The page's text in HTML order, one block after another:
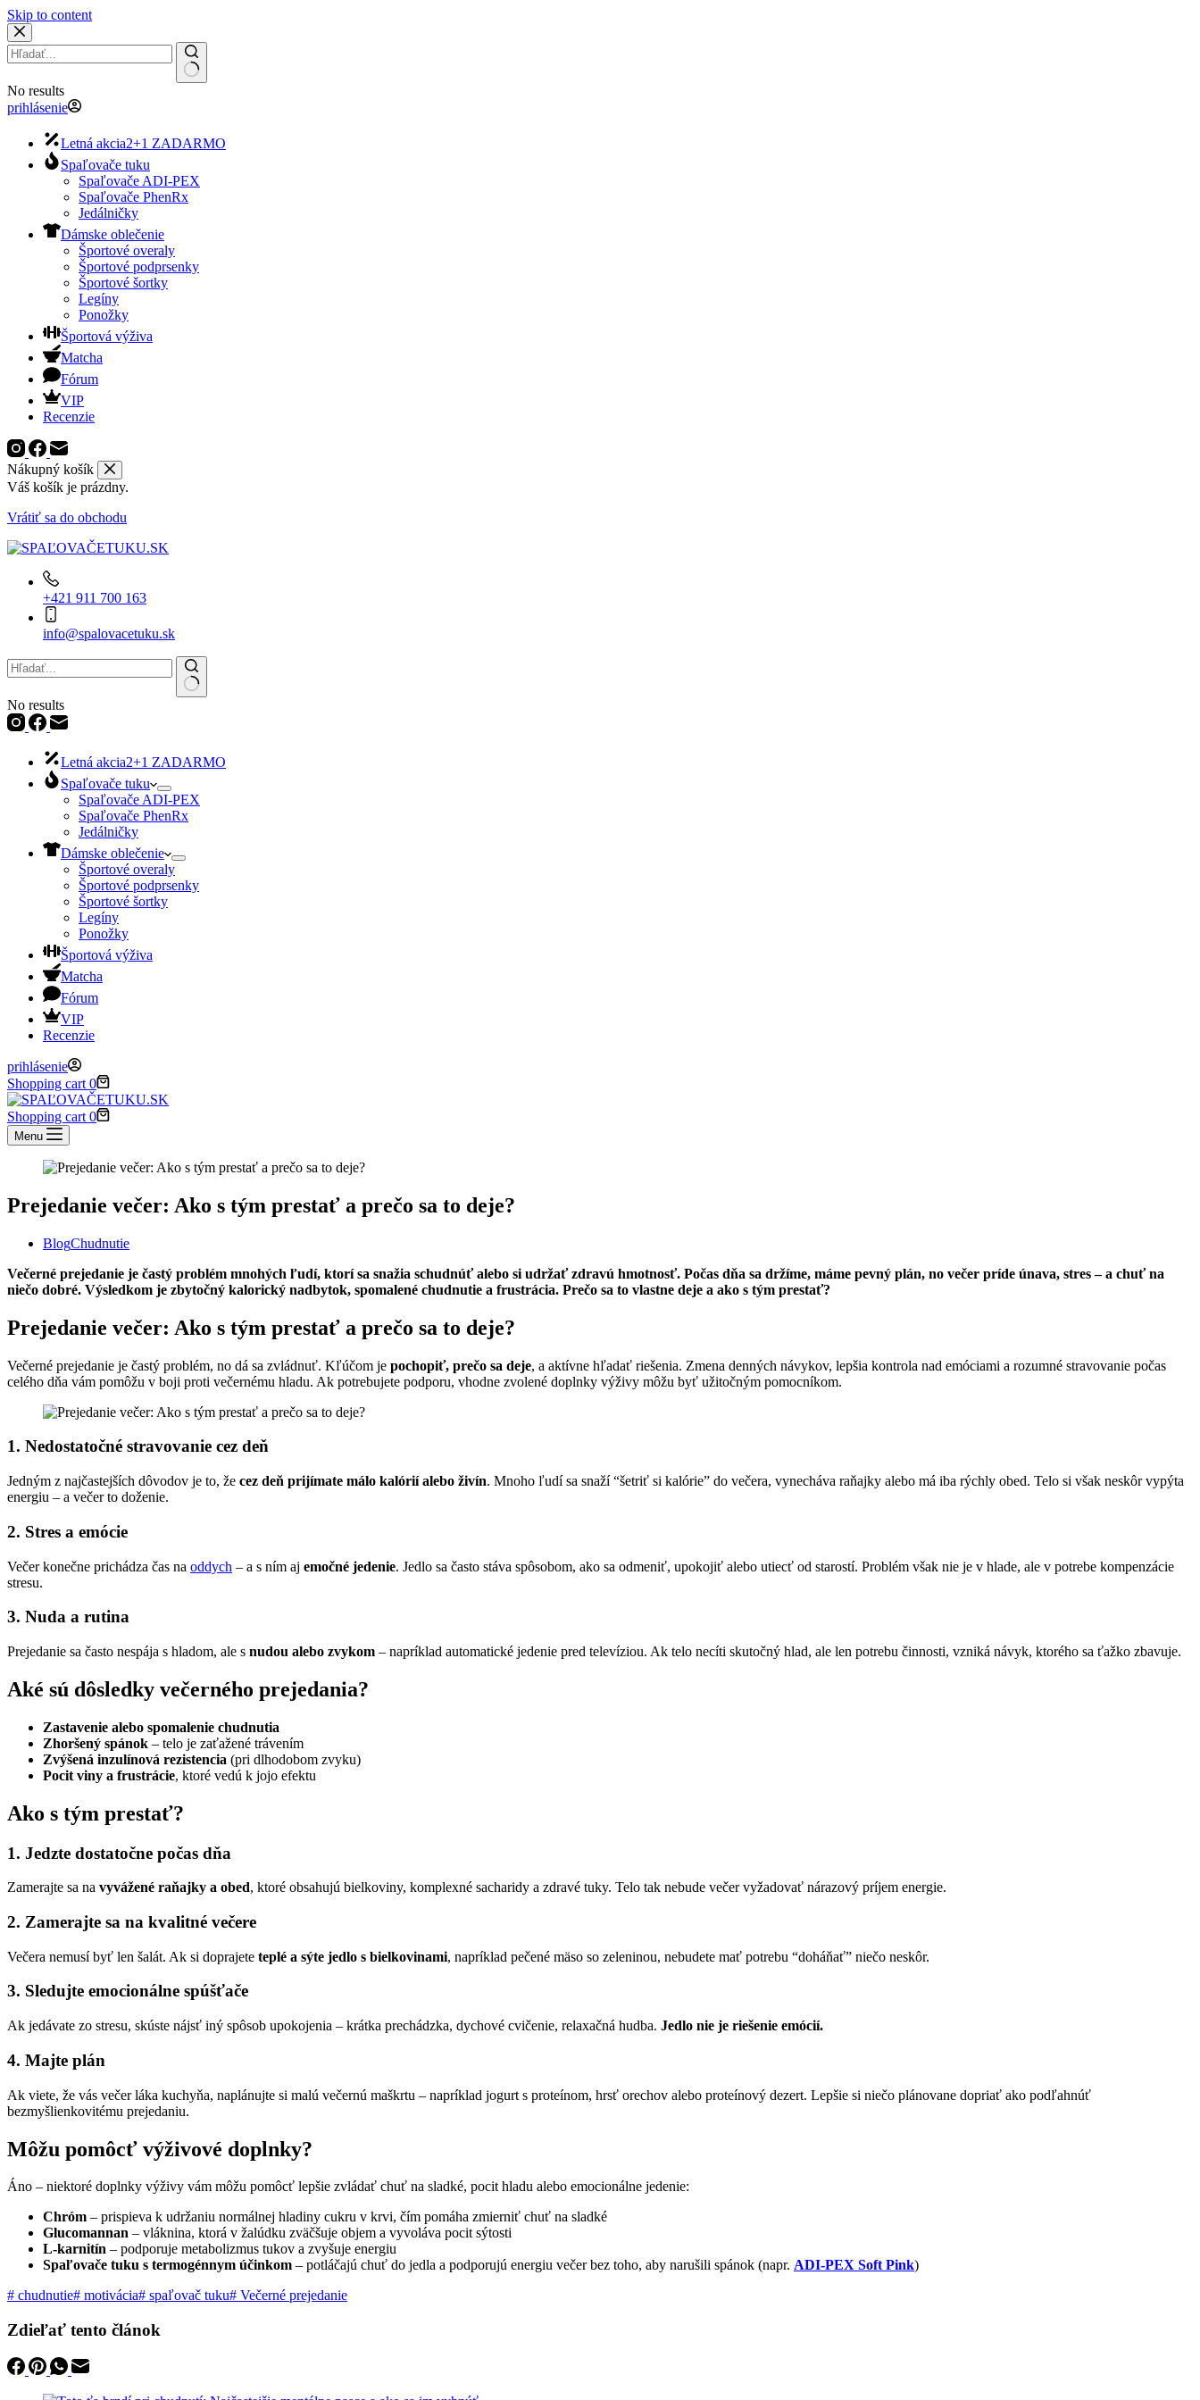
Skip to content
No results
prihlásenie
Letná akcia2+1 ZADARMO
Spaľovače tuku
Spaľovače ADI-PEX
Spaľovače PhenRx
Jedálničky
Dámske oblečenie
Športové overaly
Športové podprsenky
Športové šortky
Legíny
Ponožky
Športová výživa
Matcha
Fórum
VIP
Recenzie
Nákupný košík
Váš košík je prázdny.
Vrátiť sa do obchodu
+421 911 700 163
info@spalovacetuku.sk
No results
Letná akcia2+1 ZADARMO
Spaľovače tuku
Spaľovače ADI-PEX
Spaľovače PhenRx
Jedálničky
Dámske oblečenie
Športové overaly
Športové podprsenky
Športové šortky
Legíny
Ponožky
Športová výživa
Matcha
Fórum
VIP
Recenzie
prihlásenie
Shopping cart 0
Shopping cart 0
Menu
Prejedanie večer: Ako s tým prestať a prečo sa to deje?
BlogChudnutie
Večerné prejedanie je častý problém mnohých ľudí, ktorí sa snažia schudnúť alebo si udržať zdravú hmotnosť. Počas dňa sa držíme, máme pevný plán, no večer príde únava, stres – a chuť na
niečo dobré. Výsledkom je zbytočný kalorický nadbytok, spomalené chudnutie a frustrácia. Prečo sa to vlastne deje a ako s tým prestať?
Prejedanie večer: Ako s tým prestať a prečo sa to deje?
Večerné prejedanie je častý problém, no dá sa zvládnuť. Kľúčom je pochopiť, prečo sa deje, a aktívne hľadať riešenia. Zmena denných návykov, lepšia kontrola nad emóciami a rozumné stravovanie počas
celého dňa vám pomôžu v boji proti večernému hladu. Ak potrebujete podporu, vhodne zvolené doplnky výživy môžu byť užitočným pomocníkom.
1. Nedostatočné stravovanie cez deň
Jedným z najčastejších dôvodov je to, že cez deň prijímate málo kalórií alebo živín. Mnoho ľudí sa snaží “šetriť si kalórie” do večera, vynecháva raňajky alebo má iba rýchly obed. Telo si však neskôr vypýta
energiu – a večer to doženie.
2. Stres a emócie
Večer konečne prichádza čas na oddych – a s ním aj emočné jedenie. Jedlo sa často stáva spôsobom, ako sa odmeniť, upokojiť alebo utiecť od starostí. Problém však nie je v hlade, ale v potrebe kompenzácie
stresu.
3. Nuda a rutina
Prejedanie sa často nespája s hladom, ale s nudou alebo zvykom – napríklad automatické jedenie pred televíziou. Ak telo necíti skutočný hlad, ale len potrebu činnosti, vzniká návyk, ktorého sa ťažko zbavuje.
Aké sú dôsledky večerného prejedania?
Zastavenie alebo spomalenie chudnutia
Zhoršený spánok – telo je zaťažené trávením
Zvýšená inzulínová rezistencia (pri dlhodobom zvyku)
Pocit viny a frustrácie, ktoré vedú k jojo efektu
Ako s tým prestať?
1. Jedzte dostatočne počas dňa
Zamerajte sa na vyvážené raňajky a obed, ktoré obsahujú bielkoviny, komplexné sacharidy a zdravé tuky. Telo tak nebude večer vyžadovať nárazový príjem energie.
2. Zamerajte sa na kvalitné večere
Večera nemusí byť len šalát. Ak si doprajete teplé a sýte jedlo s bielkovinami, napríklad pečené mäso so zeleninou, nebudete mať potrebu “doháňať” niečo neskôr.
3. Sledujte emocionálne spúšťače
Ak jedávate zo stresu, skúste nájsť iný spôsob upokojenia – krátka prechádzka, dychové cvičenie, relaxačná hudba. Jedlo nie je riešenie emócií.
4. Majte plán
Ak viete, že vás večer láka kuchyňa, naplánujte si malú večernú maškrtu – napríklad jogurt s proteínom, hrsť orechov alebo proteínový dezert. Lepšie si niečo plánovane dopriať ako podľahnúť
bezmyšlienkovitému prejedaniu.
Môžu pomôcť výživové doplnky?
Áno – niektoré doplnky výživy vám môžu pomôcť lepšie zvládať chuť na sladké, pocit hladu alebo emocionálne jedenie:
Chróm – prispieva k udržaniu normálnej hladiny cukru v krvi, čím pomáha zmierniť chuť na sladké
Glucomannan – vláknina, ktorá v žalúdku zväčšuje objem a vyvoláva pocit sýtosti
L-karnitín – podporuje metabolizmus tukov a zvyšuje energiu
Spaľovače tuku s termogénnym účinkom – potláčajú chuť do jedla a podporujú energiu večer bez toho, aby narušili spánok (napr. ADI-PEX Soft Pink)
# chudnutie# motivácia# spaľovač tuku# Večerné prejedanie
Zdieľať tento článok